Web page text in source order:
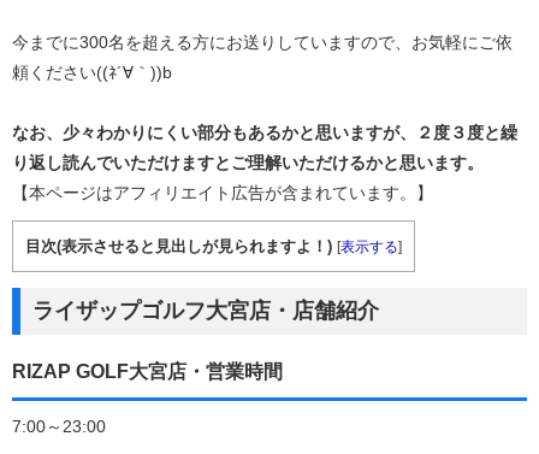
今までに300名を超える方にお送りしていますので、お気軽にご依
頼ください((ﾈ´∀｀))b
なお、少々わかりにくい部分もあるかと思いますが、２度３度と繰
り返し読んでいただけますとご理解いただけるかと思います。
【本ページはアフィリエイト広告が含まれています。】
目次(表示させると見出しが見られますよ！) [表示する]
ライザップゴルフ大宮店・店舗紹介
RIZAP GOLF大宮店・営業時間
7:00～23:00